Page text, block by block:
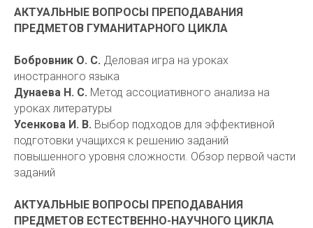
АКТУАЛЬНЫЕ ВОПРОСЫ ПРЕПОДАВАНИЯ
ПРЕДМЕТОВ ГУМАНИТАРНОГО ЦИКЛА
Бобровник О. С. Деловая игра на уроках
иностранного языка
Дунаева Н. С. Метод ассоциативного анализа на
уроках литературы
Усенкова И. В. Выбор подходов для эффективной
подготовки учащихся к решению заданий
повышенного уровня сложности. Обзор первой части
заданий
АКТУАЛЬНЫЕ ВОПРОСЫ ПРЕПОДАВАНИЯ
ПРЕДМЕТОВ ЕСТЕСТВЕННО-НАУЧНОГО ЦИКЛА